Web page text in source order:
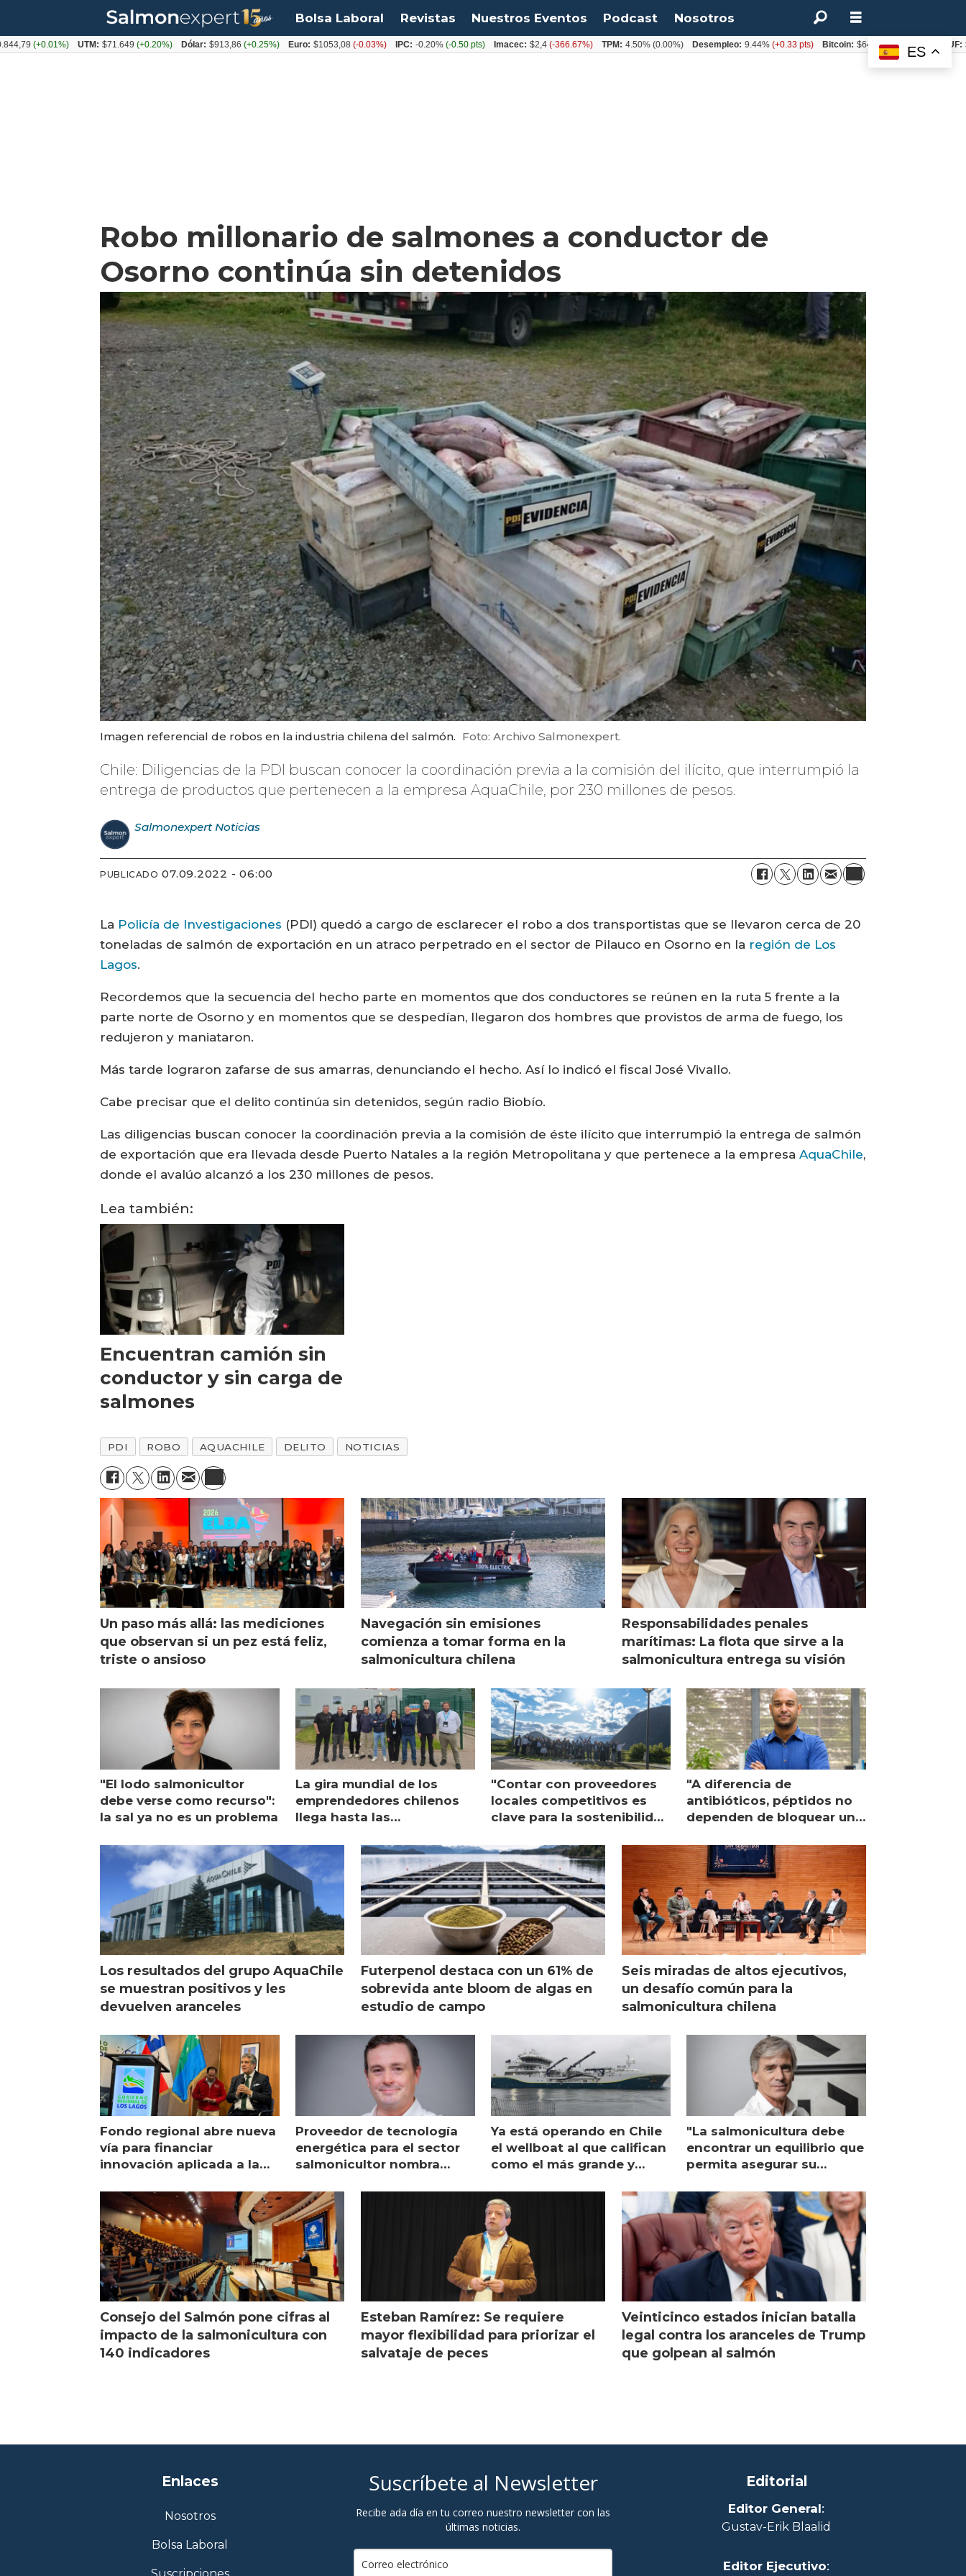
Bolsa Laboral Revistas Nuestros Eventos Podcast Nosotros
Robo millonario de salmones a conductor de
Osorno continúa sin detenidos
Imagen referencial de robos en la industria chilena del salmón. Foto: Archivo Salmonexpert.
Chile: Diligencias de la PDI buscan conocer la coordinación previa a la comisión del ilícito, que interrumpió la
entrega de productos que pertenecen a la empresa AquaChile, por 230 millones de pesos.
Salmonexpert Noticias
PUBLICADO 07.09.2022 - 06:00
La Policía de Investigaciones (PDI) quedó a cargo de esclarecer el robo a dos transportistas que se llevaron cerca de 20
toneladas de salmón de exportación en un atraco perpetrado en el sector de Pilauco en Osorno en la región de Los
Lagos.
Recordemos que la secuencia del hecho parte en momentos que dos conductores se reúnen en la ruta 5 frente a la
parte norte de Osorno y en momentos que se despedían, llegaron dos hombres que provistos de arma de fuego, los
redujeron y maniataron.
Más tarde lograron zafarse de sus amarras, denunciando el hecho. Así lo indicó el fiscal José Vivallo.
Cabe precisar que el delito continúa sin detenidos, según radio Biobío.
Las diligencias buscan conocer la coordinación previa a la comisión de éste ilícito que interrumpió la entrega de salmón
de exportación que era llevada desde Puerto Natales a la región Metropolitana y que pertenece a la empresa AquaChile,
donde el avalúo alcanzó a los 230 millones de pesos.
Lea también:
Encuentran camión sin
conductor y sin carga de
salmones
PDI ROBO AQUACHILE DELITO NOTICIAS
Un paso más allá: las mediciones
que observan si un pez está feliz,
triste o ansioso
Navegación sin emisiones
comienza a tomar forma en la
salmonicultura chilena
Responsabilidades penales
marítimas: La flota que sirve a la
salmonicultura entrega su visión
"El lodo salmonicultor
debe verse como recurso":
la sal ya no es un problema
La gira mundial de los
emprendedores chilenos
llega hasta las
Escocia
"Contar con proveedores
locales competitivos es
clave para la sostenibilidad
"A diferencia de
antibióticos, péptidos no
dependen de bloquear una
Los resultados del grupo AquaChile
se muestran positivos y les
devuelven aranceles
Futerpenol destaca con un 61% de
sobrevida ante bloom de algas en
estudio de campo
Seis miradas de altos ejecutivos,
un desafío común para la
salmonicultura chilena
Fondo regional abre nueva
vía para financiar
innovación aplicada a la
Proveedor de tecnología
energética para el sector
salmonicultor nombra
Ya está operando en Chile
el wellboat al que califican
como el más grande y
"La salmonicultura debe
encontrar un equilibrio que
permita asegurar su
Consejo del Salmón pone cifras al
impacto de la salmonicultura con
140 indicadores
Esteban Ramírez: Se requiere
mayor flexibilidad para priorizar el
salvataje de peces
Veinticinco estados inician batalla
legal contra los aranceles de Trump
que golpean al salmón
Enlaces
Nosotros
Bolsa Laboral
Suscríbete al Newsletter
Recibe ada día en tu correo nuestro newsletter con las
últimas noticias.
Editorial
Editor General:
Gustav-Erik Blaalid
Editor Ejecutivo:
ES
(+0.01%) UTM: $71.649(+0.20%) Dólar: $913,86(+0.25%) Euro: $1053,08(-0.03%) IPC: -0.20%(-0.50 pts) Imacec: $2,4(-366.67%) TPM: 4.50% (0.00%) Desempleo: 9.44% (+0.33 pts) Bitcoin: $64.600,08 (+2.93%)